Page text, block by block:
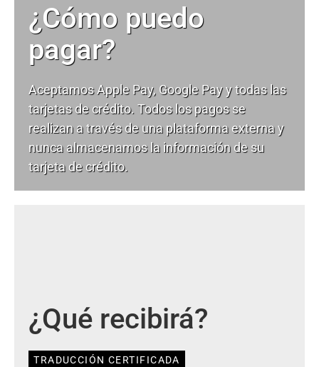
¿Cómo puedo
pagar?
Aceptamos Apple Pay, Google Pay y todas las
tarjetas de crédito. Todos los pagos se
realizan a través de una plataforma externa y
nunca almacenamos la información de su
tarjeta de crédito.
¿Qué recibirá?
TRADUCCIÓN CERTIFICADA